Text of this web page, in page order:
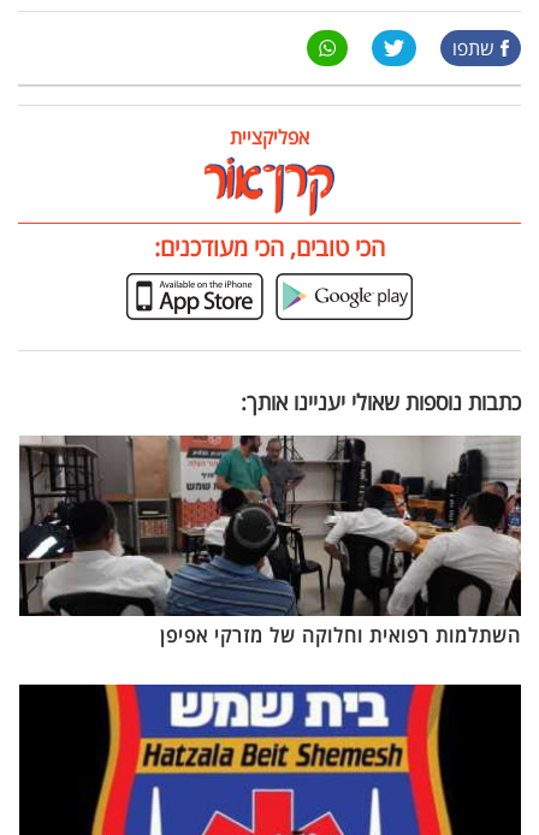
שתפו
אפליקציית
הכי טובים, הכי מעודכנים:
כתבות נוספות שאולי יעניינו אותך:
השתלמות רפואית וחלוקה של מזרקי אפיפן